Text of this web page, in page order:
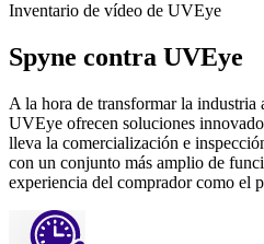
Inventario de vídeo de UVEye
Spyne contra UVEye
A la hora de transformar la
UVEye ofrecen soluciones
lleva la comercialización e
con un conjunto más amplio de
experiencia del comprador como el